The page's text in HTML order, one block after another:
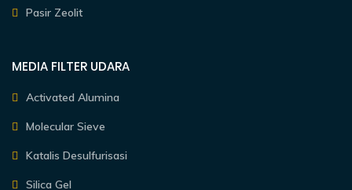
Pasir Zeolit
MEDIA FILTER UDARA
Activated Alumina
Molecular Sieve
Katalis Desulfurisasi
Silica Gel